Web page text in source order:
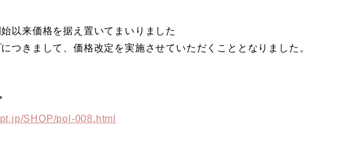
以来価格を据え置いてまいりました
つきまして、価格改定を実施させていただくこととなりました。
SHOP/pol-008.html